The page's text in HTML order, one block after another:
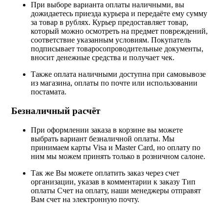
При выборе варианта оплаты наличными, вы
дожидаетесь приезда курьера и передаёте ему сумму
за товар в рублях. Курьер предоставляет товар,
который можно осмотреть на предмет повреждений,
соответствие указанным условиям. Покупатель
подписывает товаросопроводительные документы,
вносит денежные средства и получает чек.
Также оплата наличными доступна при самовывозе
из магазина, оплаты по почте или использовании
постамата.
Безналичный расчёт
При оформлении заказа в корзине вы можете
выбрать вариант безналичной оплаты. Мы
принимаем карты Visa и Master Card, но оплату по
ним мы можем принять только в розничном салоне.
Так же Вы можете оплатить заказ через счет
организации, указав в комментарии к заказу Тип
оплаты Счет на оплату, наши менеджеры отправят
Вам счет на электронную почту.